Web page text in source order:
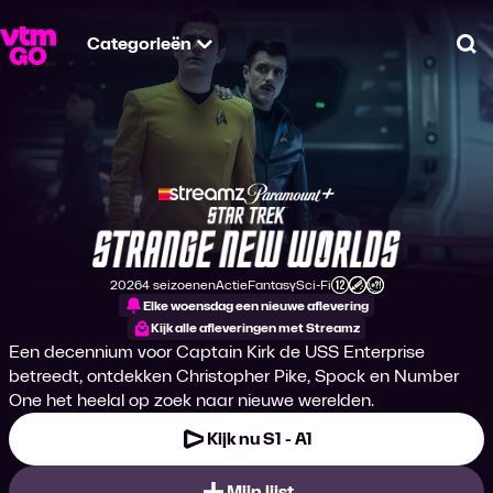
Categorieën
Star Trek: Strange
Productiejaar
20264 seizoenen
Genre
Actie
Genre
Fantasy
Genre
Sci-Fi
Leeftijdsclassificatie
Elke woensdag een nieuwe aflevering
Kijk alle afleveringen met Streamz
Een decennium voor Captain Kirk de USS Enterprise
betreedt, ontdekken Christopher Pike, Spock en Number
One het heelal op zoek naar nieuwe werelden.
Kijk nu S1 - A1